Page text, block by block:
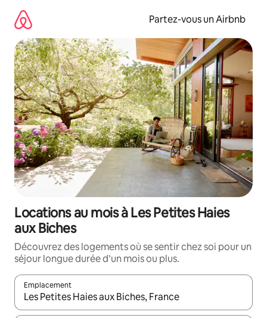
directement
contenu
Partez-vous un Airbnb
Locations au mois à Les Petites Haies
aux Biches
Découvrez des logements où se sentir chez soi pour un
séjour longue durée d’un mois ou plus.
Emplacement
Quand les résultats sont affichés, parcourez-les en utilisant